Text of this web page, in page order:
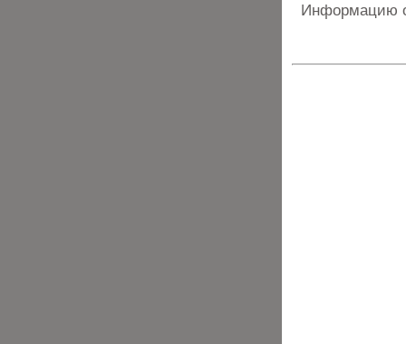
Информацию